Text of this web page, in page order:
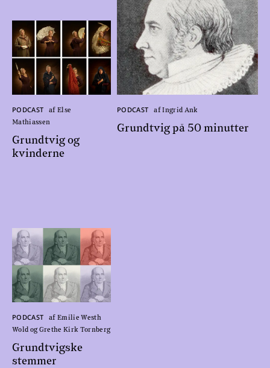
PODCAST
af Else
Mathiassen
Grundtvig og
kvinderne
PODCAST af Ingrid Ank
Grundtvig på 50 minutter
PODCAST
af Emilie Westh
Wold og Grethe Kirk Tornberg
Grundtvigske
stemmer